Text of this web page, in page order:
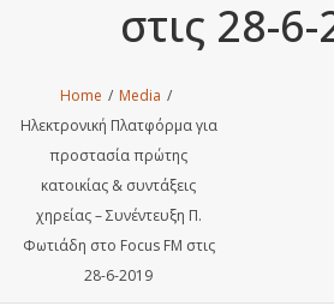
στις 28-
Home / Media /
Ηλεκτρονική Πλατφόρμα για
προστασία πρώτης
κατοικίας & συντάξεις
χηρείας – Συνέντευξη Π.
Φωτιάδη στο Focus FM στις
28-6-2019